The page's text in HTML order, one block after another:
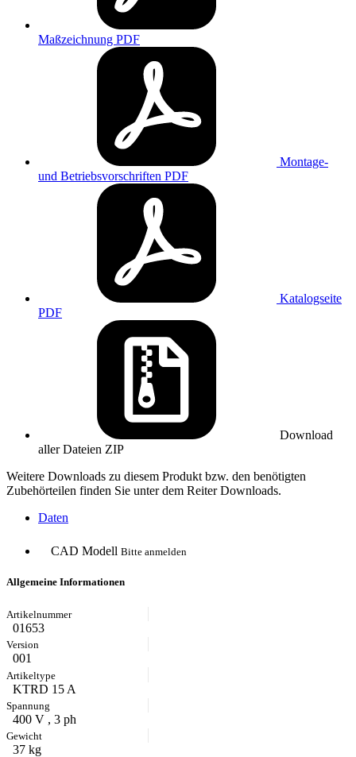
Maßzeichnung PDF
Montage-
und Betriebsvorschriften PDF
Katalogseite
PDF
Download
aller Dateien ZIP
Weitere Downloads zu diesem Produkt bzw. den benötigten
Zubehörteilen finden Sie unter dem Reiter Downloads.
Daten
CAD Modell Bitte anmelden
Allgemeine Informationen
01653
001
KTRD 15 A
400 V , 3 ph
37 kg